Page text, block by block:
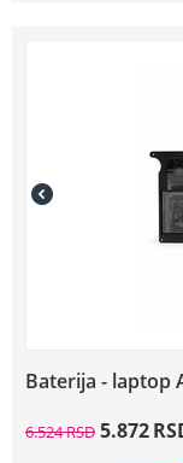
Baterija - laptop
6.524RSD 5.872